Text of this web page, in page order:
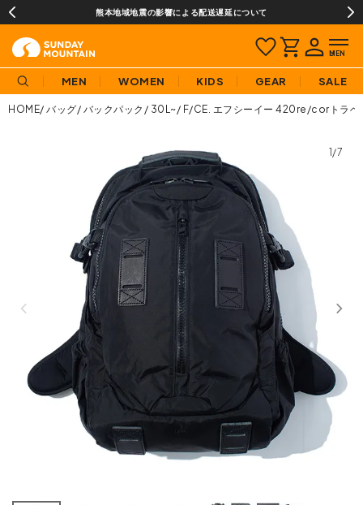
熊本地域地震の影響による配送遅延について
MEN WOMEN KIDS GEAR SALE
HOME バッグ バックパック 30L~ F/CE. エフシーイー 420re/corトラベ
1/7